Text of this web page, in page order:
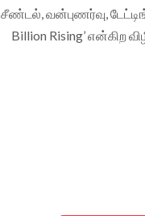
சீண்டல், வன்புணர்வு,
Billion Rising’ என்கிற